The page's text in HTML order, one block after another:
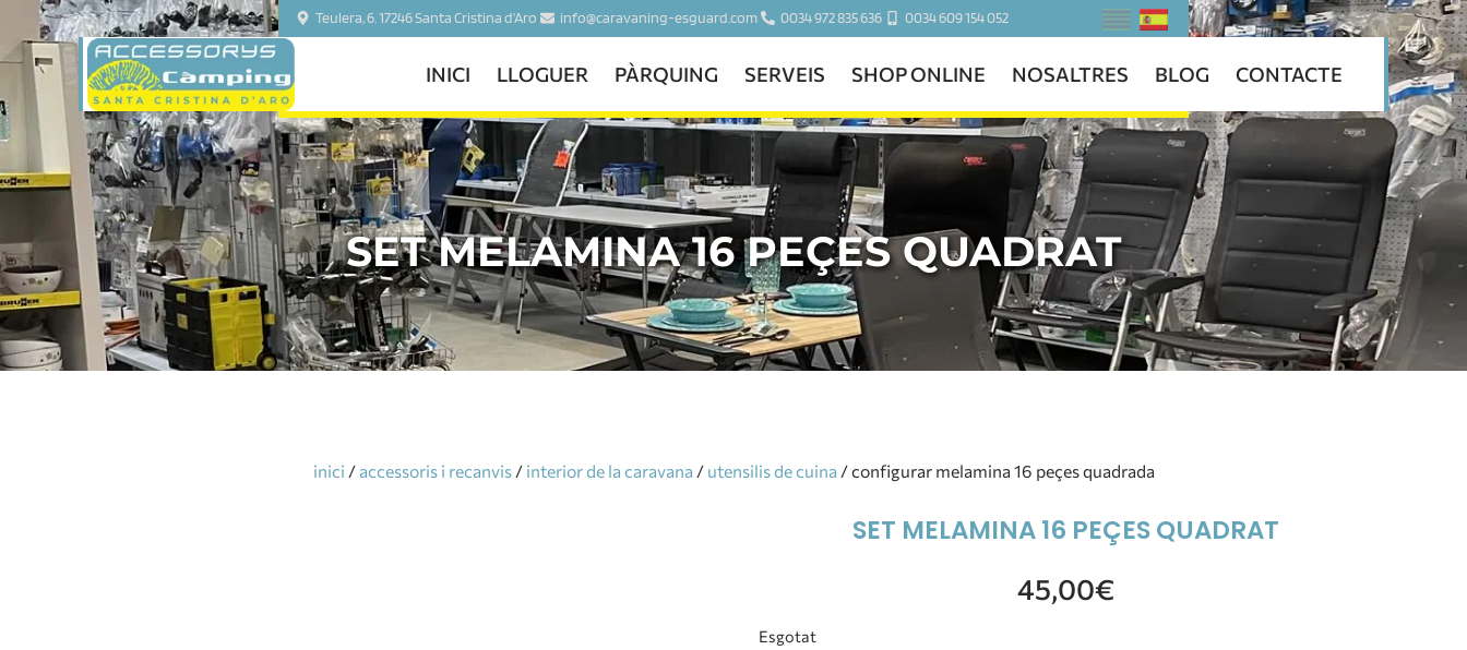
Teulera, 6. 17246 Santa Cristina d'Aro info@caravaning-esguard.com 0034 972 835 636 0034 609 154 052
INICI LLOGUER PÀRQUING SERVEIS SHOP ONLINE NOSALTRES BLOG CONTACTE
SET MELAMINA 16 PEÇES QUADRAT
inici / accessoris i recanvis/ interior de la caravana / utensilis de cuina / configurar melamina 16 peçes quadrada
SET MELAMINA 16 PEÇES QUADRAT
45,00€
Esgotat